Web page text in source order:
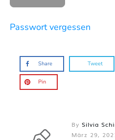
Passwort vergessen
Share Tweet
Pin
By Silvia
März 29,